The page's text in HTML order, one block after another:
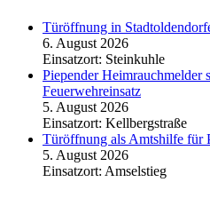
Türöffnung in
6. August 2026
Einsatzort: Steinkuhle
Piepender Heimrauchmelder
Feuerwehreinsatz
5. August 2026
Einsatzort: Kellbergstraße
Türöffnung als Amtshilfe für
5. August 2026
Einsatzort: Amselstieg